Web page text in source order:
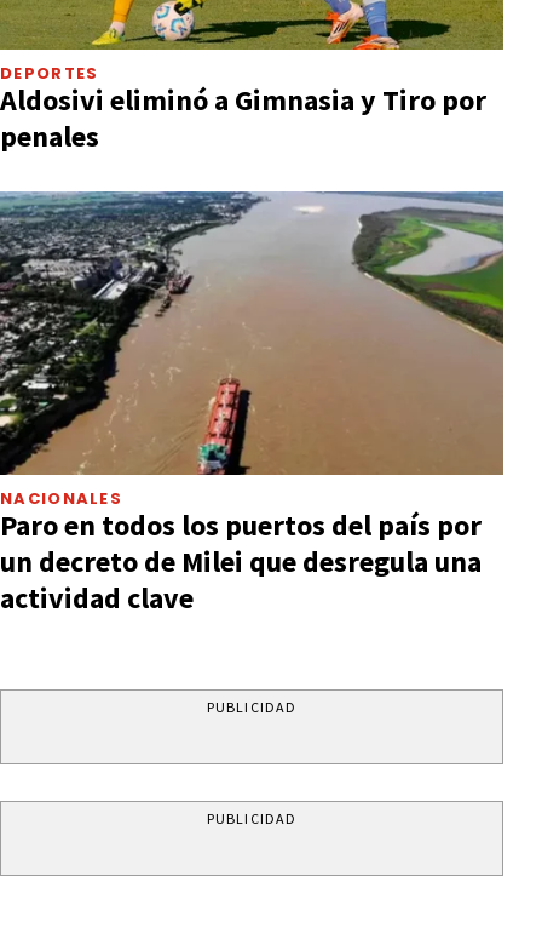
DEPORTES
Aldosivi eliminó a Gimnasia y Tiro por
penales
NACIONALES
Paro en todos los puertos del país por
un decreto de Milei que desregula una
actividad clave
PUBLICIDAD
PUBLICIDAD